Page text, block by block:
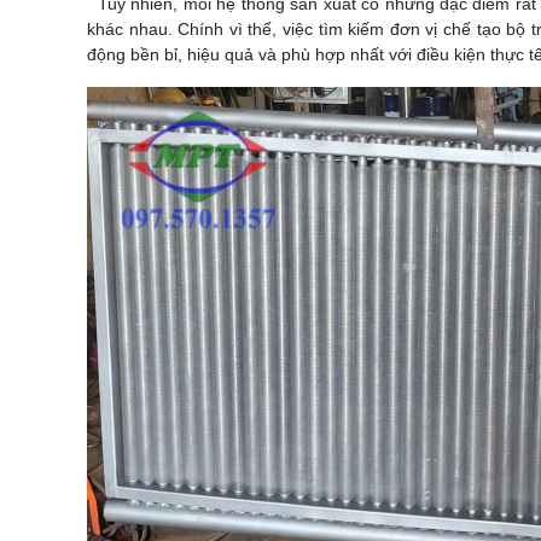
khác nhau. Chính vì thế, việc tìm kiếm đơn vị chế tạo bộ
động bền bỉ, hiệu quả và phù hợp nhất với điều kiện thực